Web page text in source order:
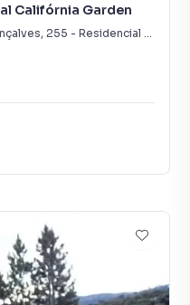
Califórnia Garden
, 255 - Residencial Califórnia Garden